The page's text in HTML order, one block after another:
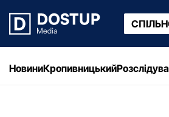
НовиниКропивницький